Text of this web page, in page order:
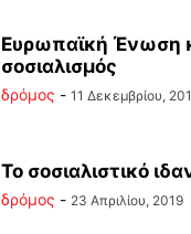
Ευρωπαϊκή Ένωση
σοσιαλισμός
δρόμος - 11 Δεκεμβρίου,
Το σοσιαλιστικό
δρόμος - 23 Απριλίου, 2019